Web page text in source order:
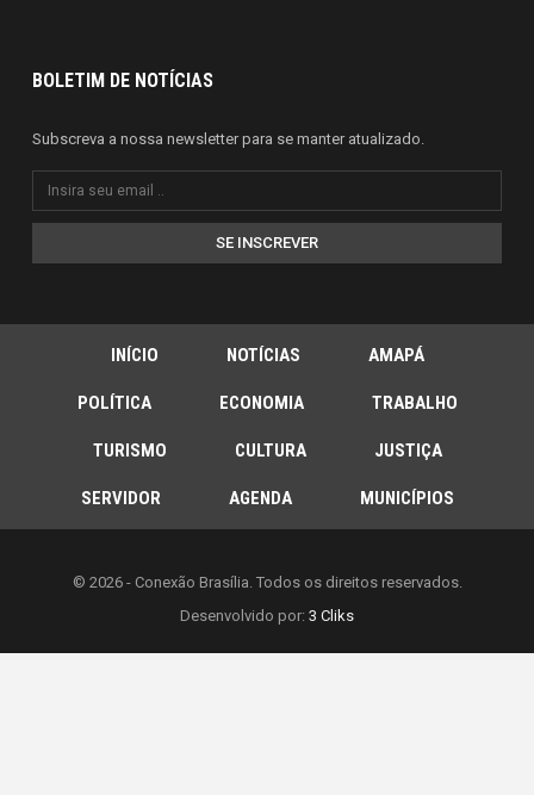
BOLETIM DE NOTÍCIAS
Subscreva a nossa newsletter para se manter atualizado.
SE INSCREVER
INÍCIO NOTÍCIAS AMAPÁ
POLÍTICA ECONOMIA TRABALHO
TURISMO CULTURA JUSTIÇA
SERVIDOR AGENDA MUNICÍPIOS
© 2026 - Conexão Brasília. Todos os direitos reservados.
Desenvolvido por: 3 Cliks